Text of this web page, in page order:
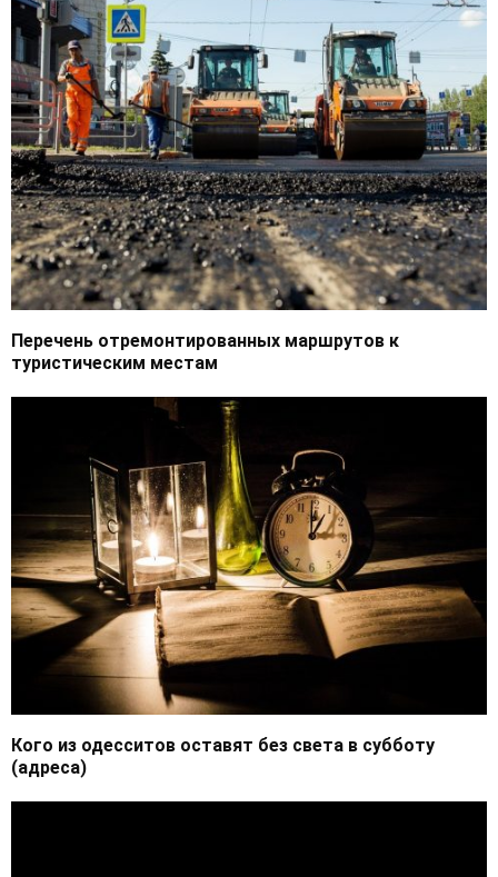
Перечень отремонтированных маршрутов к
туристическим местам
Кого из одесситов оставят без света в субботу
(адреса)